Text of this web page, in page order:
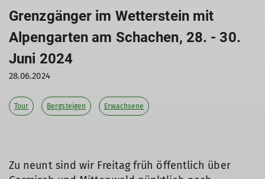
Grenzgänger im Wetterstein mit
Alpengarten am Schachen, 28. - 30.
Juni 2024
28.06.2024
Tour Bergsteigen Erwachsene
Zu neunt sind wir Freitag früh öffentlich über